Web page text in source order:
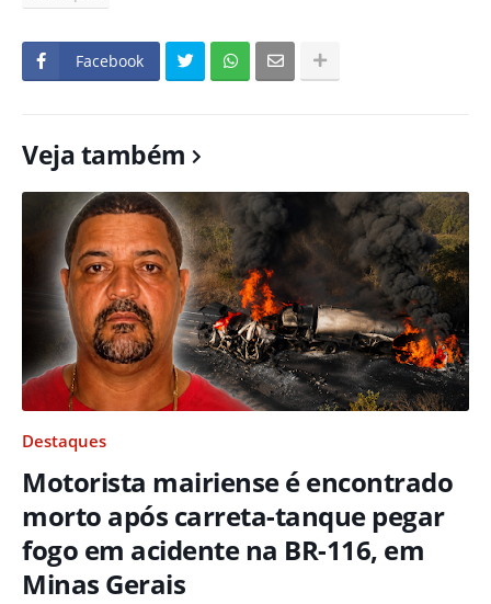
Facebook
Veja também
Destaques
Motorista mairiense é encontrado
morto após carreta-tanque pegar
fogo em acidente na BR-116, em
Minas Gerais